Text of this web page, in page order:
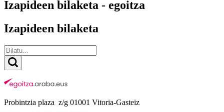
Izapideen bilaketa - egoitza
Izapideen bilaketa
Probintzia plaza z/g 01001 Vitoria-Gasteiz